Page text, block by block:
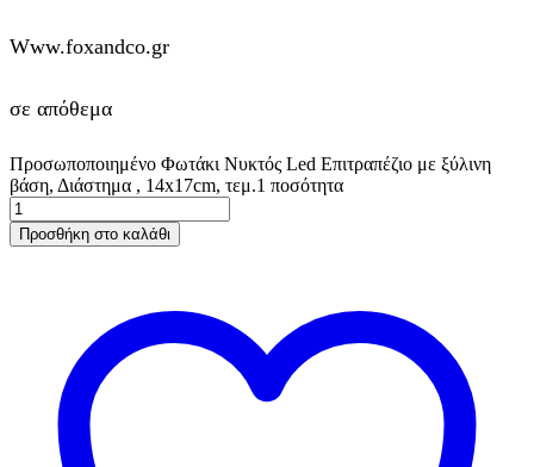
Www.foxandco.gr
σε απόθεμα
Προσωποποιημένο Φωτάκι Νυκτός Led Επιτραπέζιο με ξύλινη
βάση, Διάστημα , 14x17cm, τεμ.1 ποσότητα
Προσθήκη στο καλάθι